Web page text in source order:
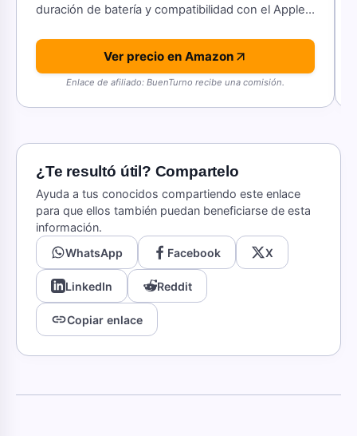
duración de batería y compatibilidad con el Apple
Ver precio en Amazon
Enlace de afiliado: BuenTurno recibe una comisión.
¿Te resultó útil? Compartelo
Ayuda a tus conocidos compartiendo este enlace
para que ellos también puedan beneficiarse de esta
información.
WhatsApp
Facebook X
LinkedIn Reddit
linkCopiar enlace